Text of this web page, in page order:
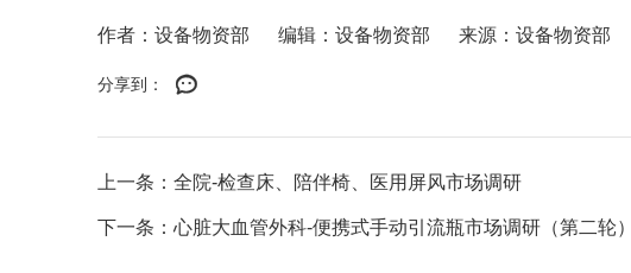
作者：设备物资部 编辑：设备物资部 来源：设备物资部
分享到：
上一条：全院-检查床、陪伴椅、医用屏风市场调研
下一条：心脏大血管外科-便携式手动引流瓶市场调研（第二轮）